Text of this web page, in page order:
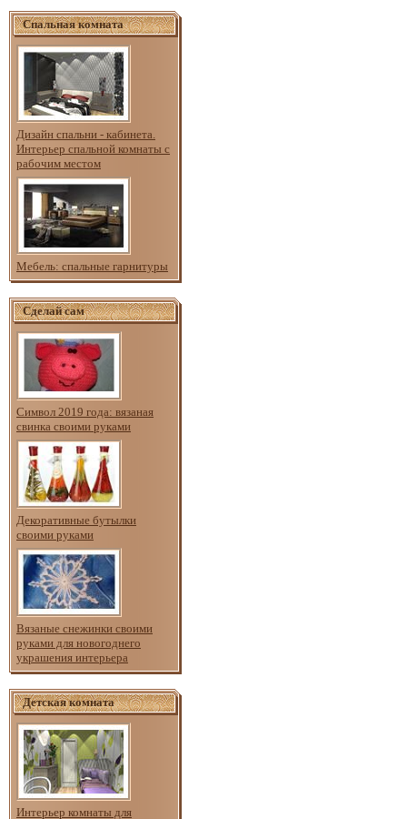
Спальная комната
Дизайн спальни - кабинета.
Интерьер спальной комнаты с
рабочим местом
Мебель: спальные гарнитуры
Сделай сам
Символ 2019 года: вязаная
свинка своими руками
Декоративные бутылки
своими руками
Вязаные снежинки своими
руками для новогоднего
украшения интерьера
Детская комната
Интерьер комнаты для